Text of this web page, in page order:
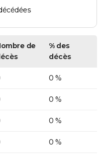
de
% des
décès
0 %
0 %
0 %
0 %